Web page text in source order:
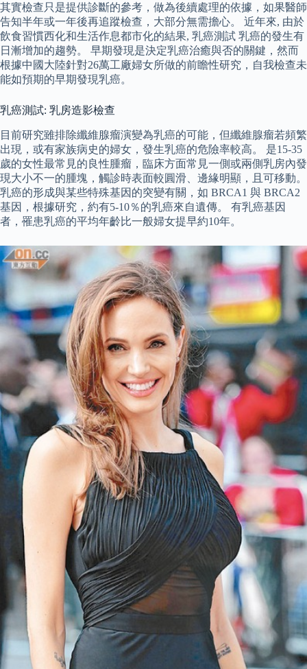
其實檢查只是提供診斷的參考，做為後續處理的依據，如果醫師
告知半年或一年後再追蹤檢查，大部分無需擔心。 近年來, 由於
飲食習慣西化和生活作息都市化的結果, 乳癌測試 乳癌的發生有
日漸增加的趨勢。 早期發現是決定乳癌治癒與否的關鍵，然而
根據中國大陸針對26萬工廠婦女所做的前瞻性研究，自我檢查未
能如預期的早期發現乳癌。
乳癌測試: 乳房造影檢查
目前研究雖排除纖維腺瘤演變為乳癌的可能，但纖維腺瘤若頻繁
出現，或有家族病史的婦女，發生乳癌的危險率較高。 是15-35
歲的女性最常見的良性腫瘤，臨床方面常見一側或兩側乳房內發
現大小不一的腫塊，觸診時表面較圓滑、邊緣明顯，且可移動。
乳癌的形成與某些特殊基因的突變有關，如 BRCA1 與 BRCA2
基因，根據研究，約有5-10％的乳癌來自遺傳。 有乳癌基因
者，罹患乳癌的平均年齡比一般婦女提早約10年。